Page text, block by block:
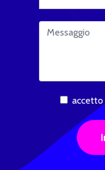
accetto